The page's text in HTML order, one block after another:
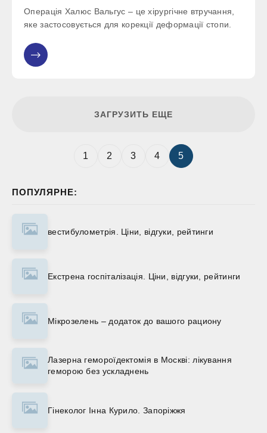
ПОПУЛЯРНЕ:
вестибулометрія. Ціни, відгуки, рейтинги
Екстрена госпіталізація. Ціни, відгуки, рейтинги
Мікрозелень – додаток до вашого рациону
Лазерна гемороїдектомія в Москві: лікування
геморою без ускладнень
Гінеколог Інна Курило. Запоріжжя
Операція Халюс Вальгус – це хірургічне втручання,
яке застосовується для корекції деформації стопи.
ЗАГРУЗИТЬ ЕЩЕ
1 2 3 4 5